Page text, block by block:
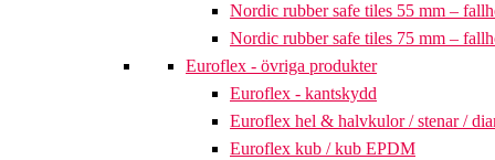
Nordic rubber safe tiles 55 mm –
Nordic rubber safe tiles 75 mm –
Euroflex - övriga produkter
Euroflex - kantskydd
Euroflex hel & halvkulor / stenar /
Euroflex kub / kub EPDM